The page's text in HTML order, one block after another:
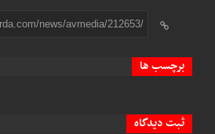
news/avmedia/212653/
برچسب ها
ثبت دیدگاه